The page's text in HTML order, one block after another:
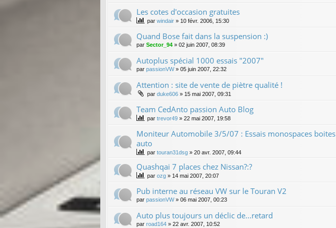
Les cotes d'occasion gratuites
par windair » 10 févr. 2006, 15:30
Quand Bose fait dans la suspension :)
par Sector_94 » 02 juin 2007, 08:39
Autoplus spécial 1000 essais "2007"
par passionVW» 05 juin 2007, 22:32
Attention : site de vente de piètre qualité !
par duke606 » 15 mai 2007, 09:31
Team CedAnto passion Auto Blog
par trevor49 » 22 mai 2007, 19:58
Moniteur Automobile 3/5/07 : Essais monospaces boites
auto
par touran31dsg » 20 avr. 2007, 09:44
Quashqai 7 places chez Nissan?:?
par ozg » 14 mai 2007, 20:07
Pub interne au réseau VW sur le Touran V2
par passionVW» 06 mai 2007, 00:23
Auto plus toujours un déclic de...retard
par road164 » 22 avr. 2007, 10:52